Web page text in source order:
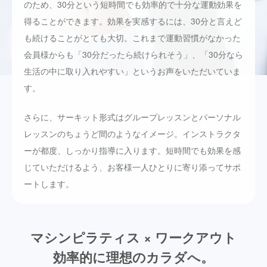
のため、30分という短時間でも効率的で十分な運動効果を
得ることができます。効果を実感するには、30分と言えど
も続けることがとても大切。これまで運動習慣がなかった
会員様からも「30分だったら続けられそう」、「30分なら
生活の中に取り入れやすい」というお声をいただいていま
す。
さらに、サーキット形式はグループレッスンとパーソナル
レッスンのちょうど間のようなイメージ。インストラクタ
ーが都度、しっかり指導に入ります。短時間でも効果を感
じていただけるよう、お客様一人ひとりに寄り添ってサポ
ートします。
マシンピラティス × ワークアウト
効率的に理想のカラダへ。